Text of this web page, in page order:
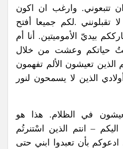
تتبعوني. وارغب ان اكون
تقبلونني .لكم جميعا أفتح
بيديّ الأموميتين. أنا أم
حياتكم وعشت من خلال
الذين تعيشون الألم تفهمون
الذين لا يسمحون لنور
في الظلام. هذا هو
– انتم الذين اسْتنرتُم
ادعوكم بأن تعبدوا ابني حتى